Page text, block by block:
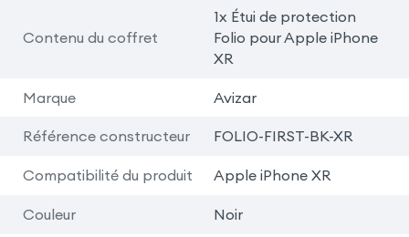
Contenu du coffret
1x Étui de protection
Folio pour Apple iPhone
XR
Marque Avizar
Référence constructeur FOLIO-FIRST-BK-XR
Compatibilité du produit Apple iPhone XR
Couleur Noir